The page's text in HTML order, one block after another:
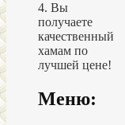
4. Вы
получаете
качественный
хамам по
лучшей цене!
Меню: